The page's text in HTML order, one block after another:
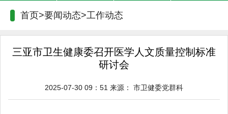
首页>要闻动态>工作动态
三亚市卫生健康委召开医学人文质量控制标准
研讨会
2025-07-30 09：51 来源： 市卫健委党群科